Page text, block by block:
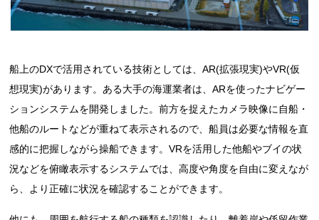
船上のDXで活用されている技術としては、AR(拡張現実)やVR(仮
想現実)があります。ある大手の海運業者は、ARを使ったナビゲー
ションシステムを開発しました。前方を捉えたカメラ映像に自船・
他船のルートなどが重ねて表示されるので、船員は必要な情報を直
感的に把握しながら操船できます。VRを活用した他船やブイの状
況などを俯瞰表示するシステムでは、高度や角度を自由に変えなが
ら、より正確に状況を確認することができます。